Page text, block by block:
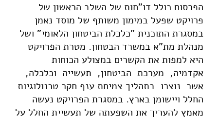
industrys-impact-on-the-israel-economy-part1
הפרסום כולל דו"חות של השלב הראשון של
פרויקט שפעל במימון משותף של מוסד נאמן
במסגרת התוכנית "כלכלת הביטחון הלאומי" ושל
מנהלת מת"א במשרד הבטחון. מטרת הפרויקט
היא למפות את הקשרים במצולע הכוחות
אקדמיה, מערכת הביטחון, תעשייה וכלכלה,
אשר נוצרו בתהליך צמיחת ענף חקר טכנולוגיות
החלל ויישומן בארץ. במסגרת הפרויקט נעשה
מאמץ להעריך את השפעתה של תעשיית החלל על